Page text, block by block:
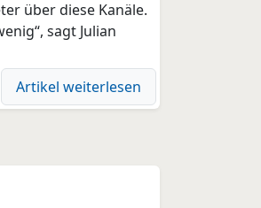
über diese Kanäle.
sagt Julian
Artikel weiterlesen